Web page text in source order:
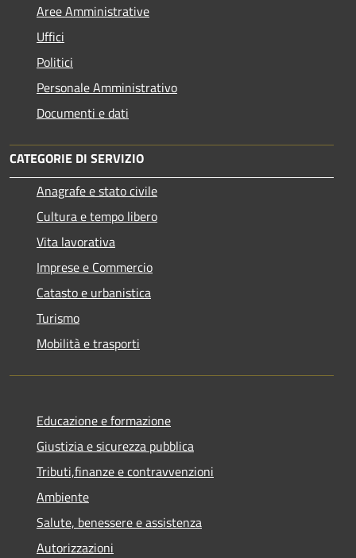
Aree Amministrative
Uffici
Politici
Personale Amministrativo
Documenti e dati
CATEGORIE DI SERVIZIO
Anagrafe e stato civile
Cultura e tempo libero
Vita lavorativa
Imprese e Commercio
Catasto e urbanistica
Turismo
Mobilità e trasporti
Educazione e formazione
Giustizia e sicurezza pubblica
Tributi,finanze e contravvenzioni
Ambiente
Salute, benessere e assistenza
Autorizzazioni